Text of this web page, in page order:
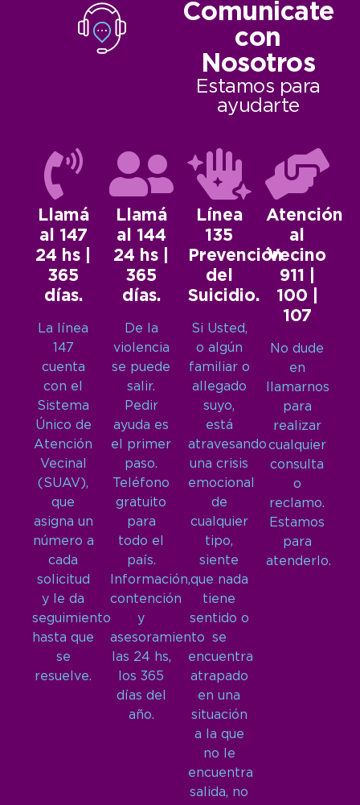
Comunicate
con
Nosotros
Estamos para
ayudarte
Llamá
al 147
24 hs |
365
días.
La línea
147
cuenta
con el
Sistema
Único de
Atención
Vecinal
(SUAV),
que
asigna un
número a
cada
solicitud
y le da
seguimiento
hasta que
se
resuelve.
Llamá
al 144
24 hs |
365
días.
De la
violencia
se puede
salir.
Pedir
ayuda es
el primer
paso.
Teléfono
gratuito
para
todo el
país.
Información,
contención
y
asesoramiento
las 24 hs,
los 365
días del
año.
Línea
135
Prevención
del
Suicidio.
Si Usted,
o algún
familiar o
allegado
suyo,
está
atravesando
una crisis
emocional
de
cualquier
tipo,
siente
que nada
tiene
sentido o
se
encuentra
atrapado
en una
situación
a la que
no le
encuentra
salida, no
Atención
al
Vecino
911 |
100 |
107
No dude
en
llamarnos
para
realizar
cualquier
consulta
o
reclamo.
Estamos
para
atenderlo.